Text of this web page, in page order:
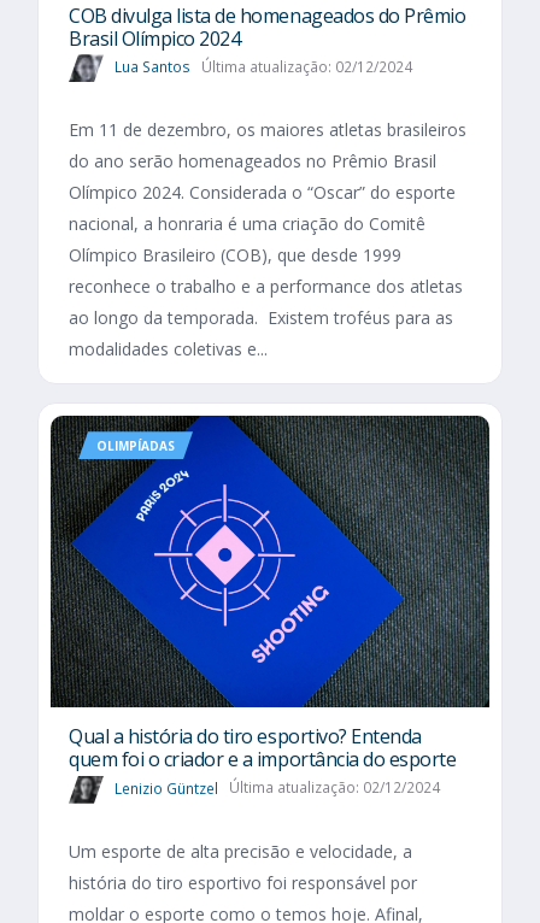
COB divulga lista de homenageados do Prêmio
Brasil Olímpico 2024
Lua Santos Última atualização: 02/12/2024
Em 11 de dezembro, os maiores atletas brasileiros
do ano serão homenageados no Prêmio Brasil
Olímpico 2024. Considerada o “Oscar” do esporte
nacional, a honraria é uma criação do Comitê
Olímpico Brasileiro (COB), que desde 1999
reconhece o trabalho e a performance dos atletas
ao longo da temporada. Existem troféus para as
modalidades coletivas e...
OLIMPÍADAS
Qual a história do tiro esportivo? Entenda
quem foi o criador e a importância do esporte
Lenizio Güntzel Última atualização: 02/12/2024
Um esporte de alta precisão e velocidade, a
história do tiro esportivo foi responsável por
moldar o esporte como o temos hoje. Afinal,